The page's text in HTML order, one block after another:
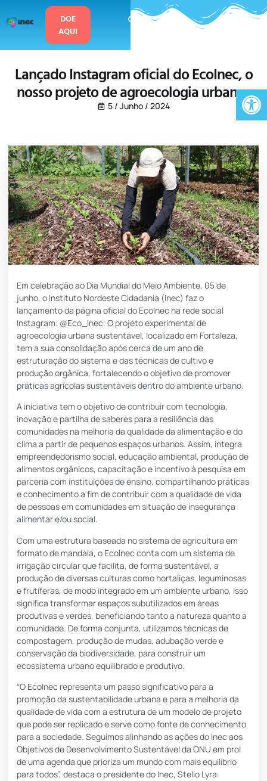
DOE
AQUI
Lançado Instagram oficial do EcoInec, o
nosso projeto de agroecologia urbana
5 / Junho / 2024
Em celebração ao Dia Mundial do Meio Ambiente, 05 de
junho, o Instituto Nordeste Cidadania (Inec) faz o
lançamento da página oficial do EcoInec na rede social
Instagram: @Eco_Inec. O projeto experimental de
agroecologia urbana sustentável, localizado em Fortaleza,
tem a sua consolidação após cerca de um ano de
estruturação do sistema e das técnicas de cultivo e
produção orgânica, fortalecendo o objetivo de promover
práticas agrícolas sustentáveis dentro do ambiente urbano.
A iniciativa tem o objetivo de contribuir com tecnologia,
inovação e partilha de saberes para a resiliência das
comunidades na melhoria da qualidade da alimentação e do
clima a partir de pequenos espaços urbanos. Assim, integra
empreendedorismo social, educação ambiental, produção de
alimentos orgânicos, capacitação e incentivo à pesquisa em
parceria com instituições de ensino, compartilhando práticas
e conhecimento a fim de contribuir com a qualidade de vida
de pessoas em comunidades em situação de insegurança
alimentar e/ou social.
Com uma estrutura baseada no sistema de agricultura em
formato de mandala, o EcoInec conta com um sistema de
irrigação circular que facilita, de forma sustentável, a
produção de diversas culturas como hortaliças, leguminosas
e frutíferas, de modo integrado em um ambiente urbano, isso
significa transformar espaços subutilizados em áreas
produtivas e verdes, beneficiando tanto a natureza quanto a
comunidade. De forma conjunta, utilizamos técnicas de
compostagem, produção de mudas, adubação verde e
conservação da biodiversidade, para construir um
ecossistema urbano equilibrado e produtivo.
“O EcoInec representa um passo significativo para a
promoção da sustentabilidade urbana e para a melhoria da
qualidade de vida com a estrutura de um modelo de projeto
que pode ser replicado e serve como fonte de conhecimento
para a sociedade. Seguimos alinhando as ações do Inec aos
Objetivos de Desenvolvimento Sustentável da ONU em prol
de uma agenda que prioriza um mundo com mais equilíbrio
para todos”, destaca o presidente do Inec, Stelio Lyra.